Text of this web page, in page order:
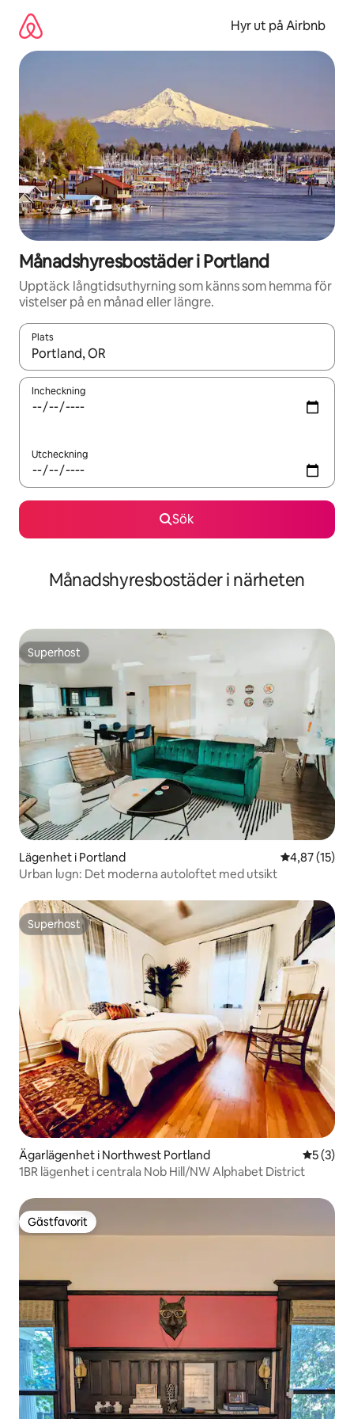
innehåll
Hyr ut på Airbnb
Månadshyresbostäder i Portland
Upptäck långtidsuthyrning som känns som hemma för
vistelser på en månad eller längre.
Plats
När resultaten är tillgängliga kan du navigera med upp- och
Incheckning
Utcheckning
Sök
Månadshyresbostäder i närheten
Superhost
Superhost
Lägenhet i Portland 4,87 av 5 i
4,87 (15)
Urban lugn: Det moderna autoloftet med utsikt
Superhost
Superhost
Ägarlägenhet i Northwest Portland 5 av 5 i
5 (3)
1BR lägenhet i centrala Nob Hill/NW Alphabet District
Gästfavorit
Gästfavorit